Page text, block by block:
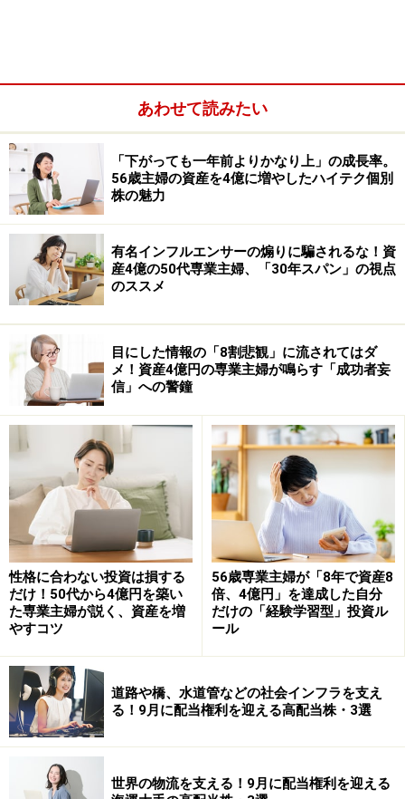
金融資産1億6300万円を保有するミックさん
――住宅ローンを完済して金融資産が5500万円。しっか
り貯蓄されていたのですね。
で……。私の年収が1000万円ぐらいで、妻も年収500万～
600万円ぐらいありました。そこから運良く私の年収が
さらに上がり、最終的に世帯年収で2300万～2400万円ぐ
らいになりました。おかげで比較的早いタイミングで住
宅ローンを完済でき、その後は順調に貯蓄を増やすこと
ができました。
――当時は運用をされていなかったのですね。金融資産が
現金と保険のみだったことに驚きました。
ミックさん：そうですね（笑）。借金がないので、給与
が入ってきた口座に自然とお金が貯まっていった感じで
す。運用を始めたのは、49歳のときでした。
数種類の個別株と投資信託1本から投資をス
タート
――本格的に運用を始められたのが50代手前ということ
あわせて読みたい
「下がっても一年前よりかなり上」の成長率。
56歳主婦の資産を4億に増やしたハイテク個別
株の魅力
有名インフルエンサーの煽りに騙されるな！資
産4億の50代専業主婦、「30年スパン」の視点
のススメ
目にした情報の「8割悲観」に流されてはダ
メ！資産4億円の専業主婦が鳴らす「成功者妄
信」への警鐘
性格に合わない投資は損する
だけ！50代から4億円を築い
た専業主婦が説く、資産を増
やすコツ
56歳専業主婦が「8年で資産8
倍、4億円」を達成した自分
だけの「経験学習型」投資ル
ール
道路や橋、水道管などの社会インフラを支え
る！9月に配当権利を迎える高配当株・3選
世界の物流を支える！9月に配当権利を迎える